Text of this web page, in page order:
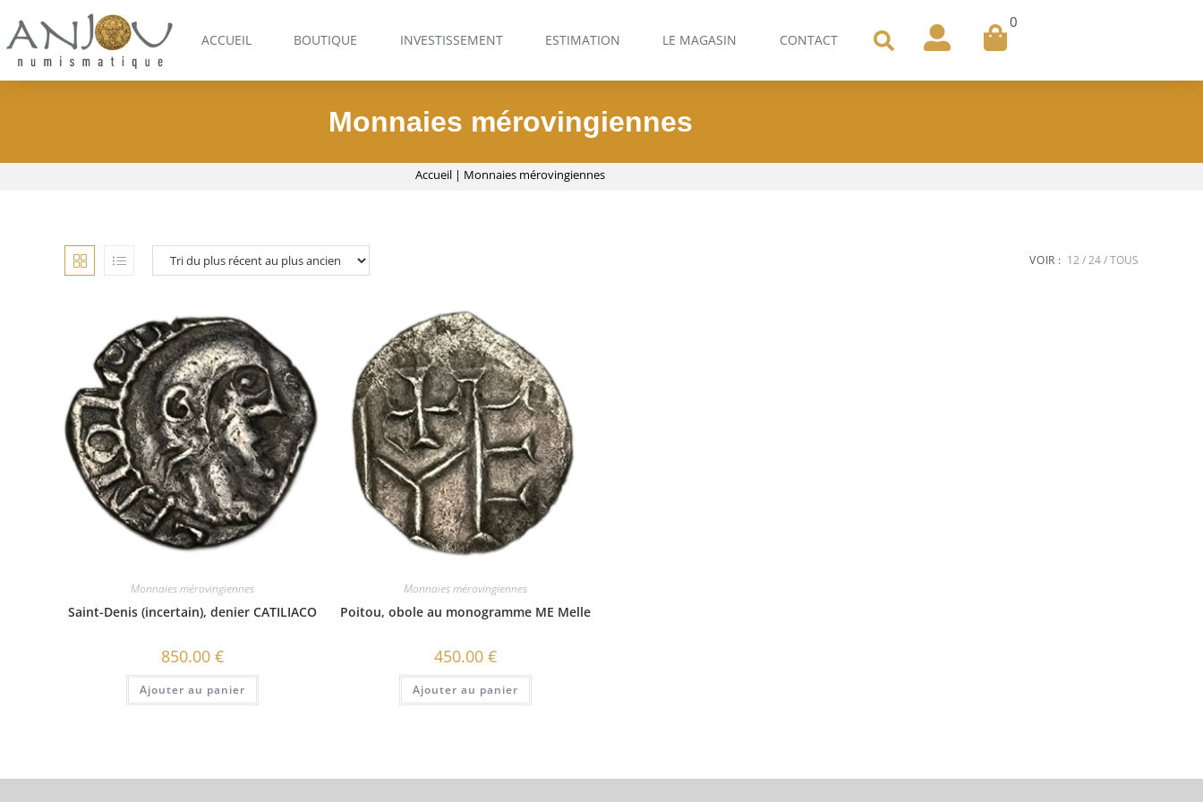
ACCUEIL BOUTIQUE INVESTISSEMENT ESTIMATION LE MAGASIN CONTACT
0
Monnaies mérovingiennes
Accueil | Monnaies mérovingiennes
VOIR : 12 24 TOUS
Monnaies mérovingiennes
Saint-Denis (incertain), denier CATILIACO
850.00 €
Ajouter au panier
Monnaies mérovingiennes
Poitou, obole au monogramme ME Melle
450.00 €
Ajouter au panier